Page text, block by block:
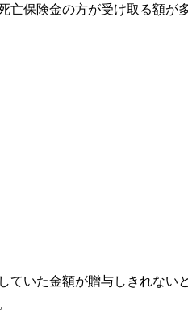
亡保険金の方が受け取る額が
ていた金額が贈与しきれない